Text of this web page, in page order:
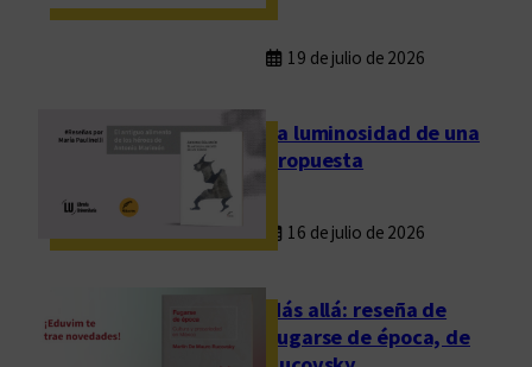
19 de julio de 2026
La luminosidad de una
propuesta
16 de julio de 2026
Más allá: reseña de
Fugarse de época, de